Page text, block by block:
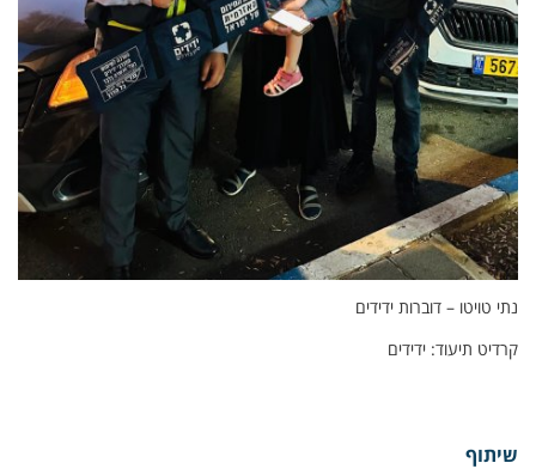
נתי טויטו – דוברות ידידים
קרדיט תיעוד: ידידים
שיתוף